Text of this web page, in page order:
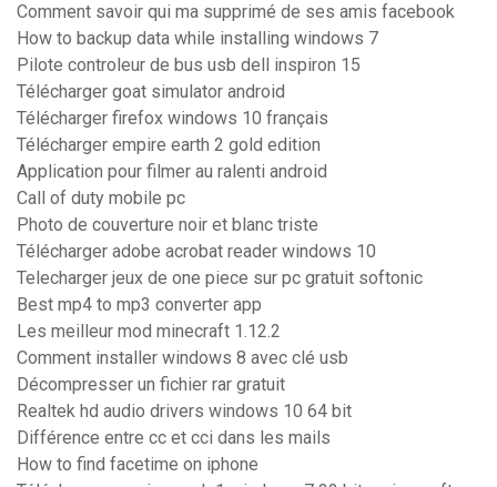
Comment savoir qui ma supprimé de ses amis facebook
How to backup data while installing windows 7
Pilote controleur de bus usb dell inspiron 15
Télécharger goat simulator android
Télécharger firefox windows 10 français
Télécharger empire earth 2 gold edition
Application pour filmer au ralenti android
Call of duty mobile pc
Photo de couverture noir et blanc triste
Télécharger adobe acrobat reader windows 10
Telecharger jeux de one piece sur pc gratuit softonic
Best mp4 to mp3 converter app
Les meilleur mod minecraft 1.12.2
Comment installer windows 8 avec clé usb
Décompresser un fichier rar gratuit
Realtek hd audio drivers windows 10 64 bit
Différence entre cc et cci dans les mails
How to find facetime on iphone